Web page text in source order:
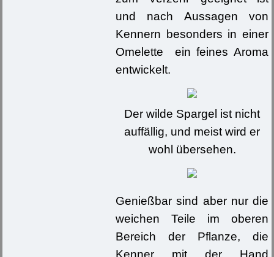
und nach Aussagen von
Kennern besonders in einer
Omelette ein feines Aroma
entwickelt.
Der wilde Spargel ist nicht
auffällig, und meist wird er
wohl übersehen.
Genießbar sind aber nur die
weichen Teile im oberen
Bereich der Pflanze, die
Kenner mit der Hand